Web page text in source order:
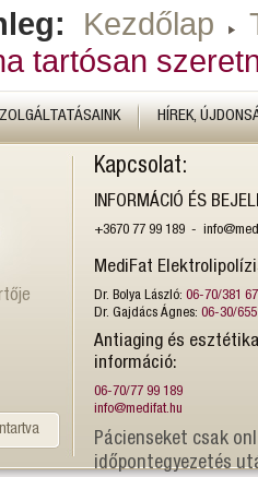
Kezdőlap
tartósan
HÍREK,
Kapcsolat:
INFORMÁCIÓ ÉS
+3670 77 99 189 -
MediFat
Dr. Bolya László: 06-70/381
Dr. Gajdács Ágnes: 06-30/
Antiaging és
információ:
06-70/77 99 189
info@medifat.hu
Pácienseket csak
időpontegyezetés